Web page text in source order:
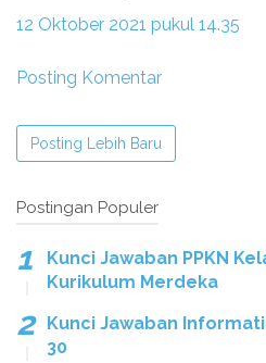
12 Oktober 2021 pukul 14.35
Posting Komentar
Posting Lebih Baru
Postingan Populer
Kunci Jawaban PPKN
Kurikulum Merdeka
Kunci Jawaban
30